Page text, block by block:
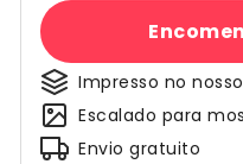
Impresso no
Escalado para
Envio gratuito